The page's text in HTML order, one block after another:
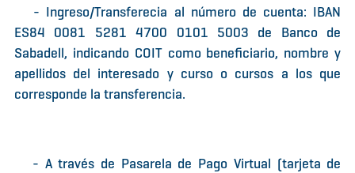
- Ingreso/Transferecia al número de cuenta: IBAN
ES84 0081 5281 4700 0101 5003 de Banco de
Sabadell, indicando COIT como beneficiario, nombre y
apellidos del interesado y curso o cursos a los que
corresponde la transferencia.
- A través de Pasarela de Pago Virtual (tarjeta de